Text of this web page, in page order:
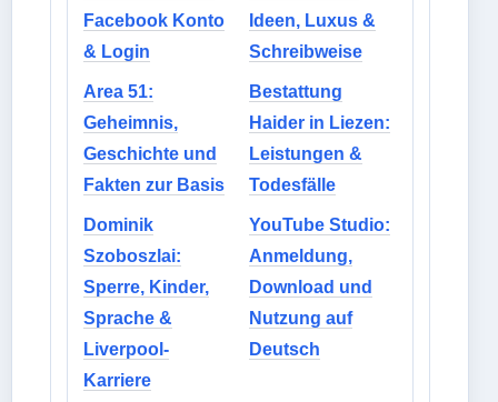
Facebook Konto
& Login
Ideen, Luxus &
Schreibweise
Area 51:
Geheimnis,
Geschichte und
Fakten zur Basis
Bestattung
Haider in Liezen:
Leistungen &
Todesfälle
Dominik
Szoboszlai:
Sperre, Kinder,
Sprache &
Liverpool-
Karriere
YouTube Studio:
Anmeldung,
Download und
Nutzung auf
Deutsch